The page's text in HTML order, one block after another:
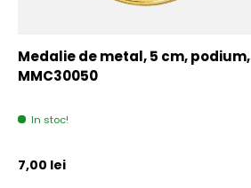
Medalie de metal, 5 cm, podium,
MMC30050
In stoc!
Pret initial
7,00 lei